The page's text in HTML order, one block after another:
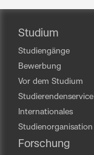
Studium
Studiengänge
Bewerbung
Vor dem Studium
Studierendenservice
Internationales
Studienorganisation
Forschung